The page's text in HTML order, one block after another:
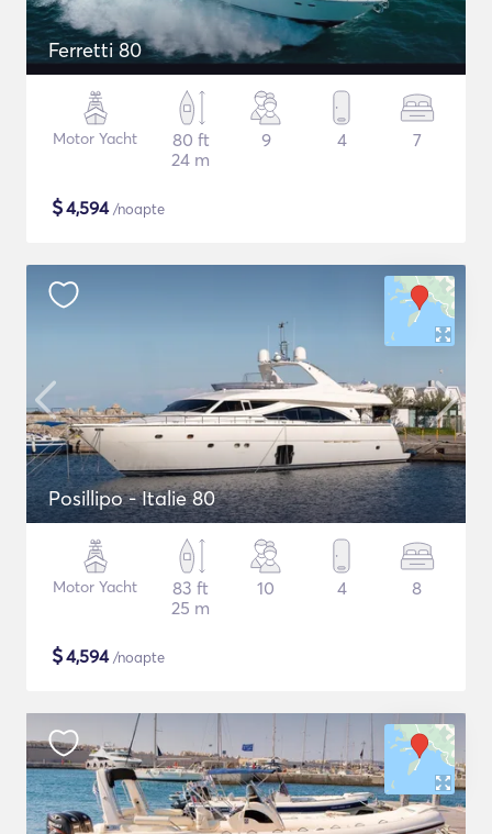
Ferretti 80
Motor Yacht
80 ft
24 m
9 4 7
$4,594/noapte
Posillipo - Italie 80
Motor Yacht
83 ft
25 m
10 4 8
$4,594/noapte